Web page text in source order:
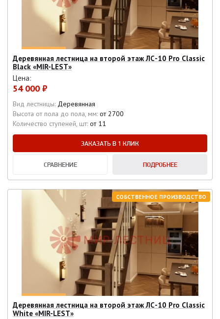
Деревянная лестница на второй этаж ЛС-10 Pro Classic
Black «MIR-LEST»
Цена:
54 000 ₽
Вид лестницы: Деревянная
Высота от пола до пола, мм: от 2700
Количество ступеней, шт: от 11
ЗАКАЗАТЬ В 1 КЛИК
СРАВНЕНИЕ ПОДРОБНЕЕ
СОБСТВЕННОЕ ПРОИЗВОДСТВО
Деревянная лестница на второй этаж ЛС-10 Pro Classic
White «MIR-LEST»